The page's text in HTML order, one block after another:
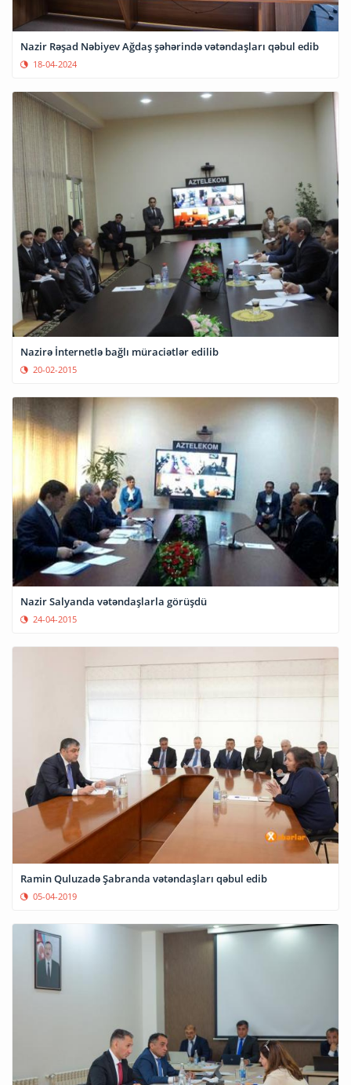
Nazir Rəşad Nəbiyev Ağdaş şəhərində vətəndaşları qəbul edib
18-04-2024
Nazirə İnternetlə bağlı müraciətlər edilib
20-02-2015
Nazir Salyanda vətəndaşlarla görüşdü
24-04-2015
Ramin Quluzadə Şabranda vətəndaşları qəbul edib
05-04-2019